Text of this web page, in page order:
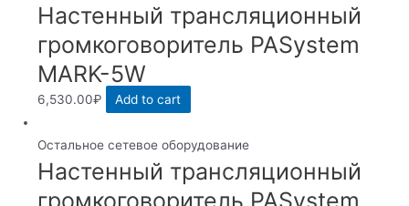
Настенный трансляционный
громкоговоритель PASystem
MARK-5W
6,530.00₽ Add to cart
Остальное сетевое оборудование
Настенный трансляционный
громкоговоритель PASystem